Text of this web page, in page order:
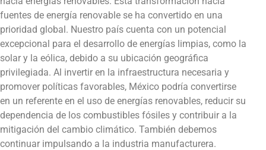
fuentes de energía renovable se ha convertido en una
prioridad global. Nuestro país cuenta con un potencial
excepcional para el desarrollo de energías limpias, como la
solar y la eólica, debido a su ubicación geográfica
privilegiada. Al invertir en la infraestructura necesaria y
promover políticas favorables, México podría convertirse
en un referente en el uso de energías renovables, reducir su
dependencia de los combustibles fósiles y contribuir a la
mitigación del cambio climático. También debemos
continuar impulsando a la industria manufacturera.